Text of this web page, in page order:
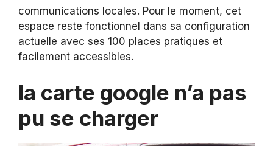
communications locales. Pour le moment, cet
espace reste fonctionnel dans sa configuration
actuelle avec ses 100 places pratiques et
facilement accessibles.
la carte google n’a pas
pu se charger